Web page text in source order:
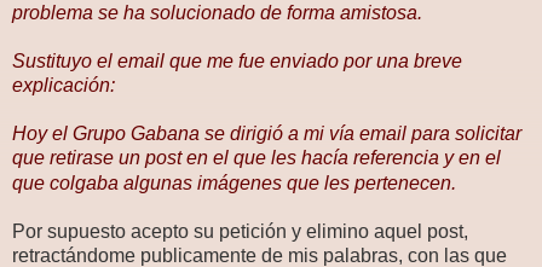
problema se ha solucionado de forma amistosa.
Sustituyo el email que me fue enviado por una breve
explicación:
Hoy el Grupo Gabana se dirigió a mi vía email para solicitar
que retirase un post en el que les hacía referencia y en el
que colgaba algunas imágenes que les pertenecen.
Por supuesto acepto su petición y elimino aquel post,
retractándome publicamente de mis palabras, con las que